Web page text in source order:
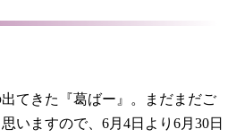
てきた『葛ばー』。まだまだご
いますので、6月4日より6月30日